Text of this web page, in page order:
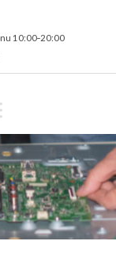
10:00‑20:00